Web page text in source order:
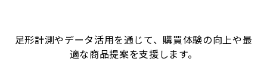
足形計測やデータ活用を通じて、購買体験の向上や最
適な商品提案を支援します。